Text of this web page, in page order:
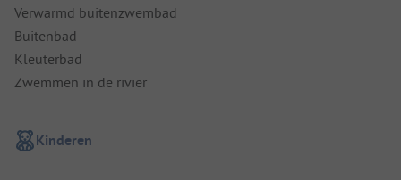
Verwarmd buitenzwembad
Buitenbad
Kleuterbad
Zwemmen in de rivier
Kinderen